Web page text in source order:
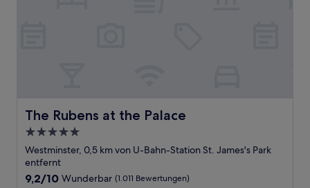
The Rubens at the Palace
The Rubens at the Palace
5.0-
Sterne-
Unterkunft
Westminster, 0,5 km von U-Bahn-Station St. James's Park
entfernt
9.2
9,2/10 Wunderbar (1.011 Bewertungen)